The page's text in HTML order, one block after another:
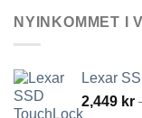
NYINKOMMET I
Lexar
2,449 kr